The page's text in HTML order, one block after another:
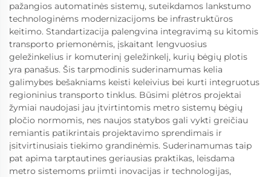
pažangios automatinės sistemų, suteikdamos lankstumo
technologinėms modernizacijoms be infrastruktūros
keitimo. Standartizacija palengvina integravimą su kitomis
transporto priemonėmis, įskaitant lengvuosius
geležinkelius ir komuterinį geležinkelį, kurių bėgių plotis
yra panašus. Šis tarpmodinis suderinamumas kelia
galimybes bešakniams keisti keleivius bei kurti integruotus
regioninius transporto tinklus. Būsimi plėtros projektai
žymiai naudojasi jau įtvirtintomis metro sistemų bėgių
pločio normomis, nes naujos statybos gali vykti greičiau
remiantis patikrintais projektavimo sprendimais ir
įsitvirtinusiais tiekimo grandinėmis. Suderinamumas taip
pat apima tarptautines geriausias praktikas, leisdama
metro sistemoms priimti inovacijas ir technologijas,